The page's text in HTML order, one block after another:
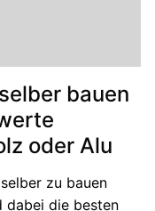
bauen
oder Alu
zu bauen
dabei die besten